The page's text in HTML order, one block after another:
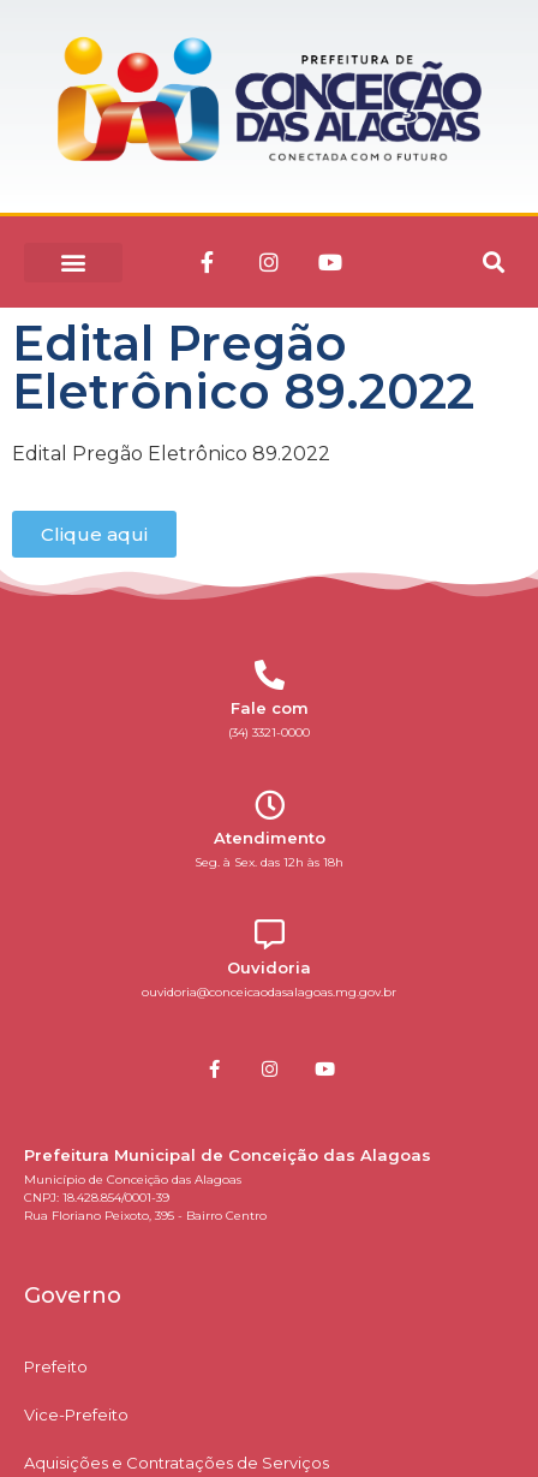
Edital Pregão
Eletrônico 89.2022
Edital Pregão Eletrônico 89.2022
Clique aqui
Fale com
(34) 3321-0000
Atendimento
Seg. à Sex. das 12h às 18h
Ouvidoria
ouvidoria@conceicaodasalagoas.mg.gov.br
Prefeitura Municipal de Conceição das Alagoas
Município de Conceição das Alagoas
CNPJ: 18.428.854/0001-39
Rua Floriano Peixoto, 395 - Bairro Centro
Governo
Prefeito
Vice-Prefeito
Aquisições e Contratações de Serviços​